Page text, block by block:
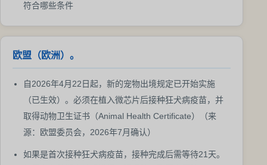
符合哪些条件
欧盟（欧洲）。
自2026年4月22日起，新的宠物出境规定已开始实施
（已生效）。必须在植入微芯片后接种狂犬病疫苗，并
取得动物卫生证书（Animal Health Certificate）（来
源：欧盟委员会，2026年7月确认）
如果是首次接种狂犬病疫苗，接种完成后需等待21天。